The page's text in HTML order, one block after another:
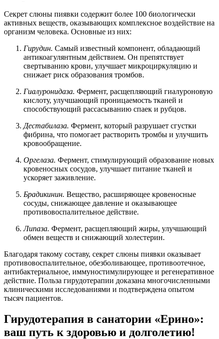
Секрет слюны пиявки содержит более 100 биологически
активных веществ, оказывающих комплексное воздействие на
организм человека. Основные из них:
Гирудин. Самый известный компонент, обладающий
антикоагулянтным действием. Он препятствует
свертыванию крови, улучшает микроциркуляцию и
снижает риск образования тромбов.
Гиалуронидаза. Фермент, расщепляющий гиалуроновую
кислоту, улучшающий проницаемость тканей и
способствующий рассасыванию спаек и рубцов.
Дестабилаза. Фермент, который разрушает сгустки
фибрина, что помогает растворить тромбы и улучшить
кровообращение.
Оргелаза. Фермент, стимулирующий образование новых
кровеносных сосудов, улучшает питание тканей и
ускоряет заживление.
Брадикинин. Вещество, расширяющее кровеносные
сосуды, снижающее давление и оказывающее
противовоспалительное действие.
Липаза. Фермент, расщепляющий жиры, улучшающий
обмен веществ и снижающий холестерин.
Благодаря такому составу, секрет слюны пиявки оказывает
противовоспалительное, обезболивающее, противоотечное,
антибактериальное, иммуностимулирующее и регенеративное
действие. Польза гирудотерапии доказана многочисленными
клиническими исследованиями и подтверждена опытом
тысяч пациентов.
Гирудотерапия в санатории «Ерино»:
ваш путь к здоровью и долголетию!